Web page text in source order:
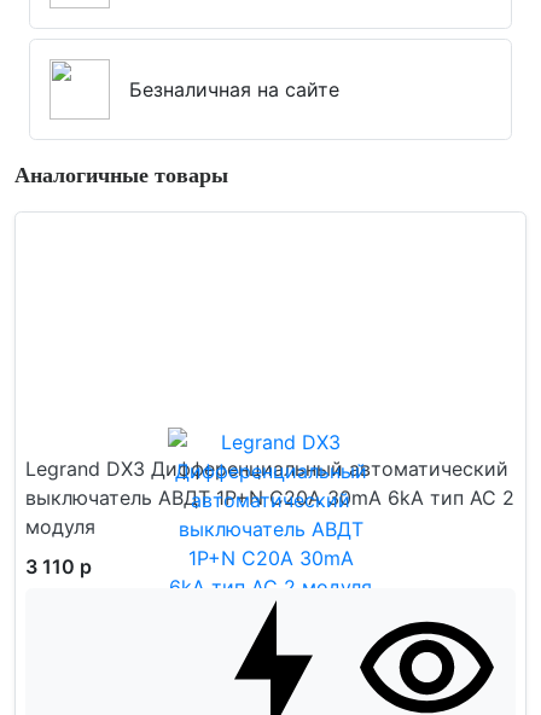
Безналичная на сайте
Аналогичные товары
Legrand DX3 Дифференциальный автоматический
выключатель АВДТ 1P+N C20A 30mA 6kA тип AC 2
модуля
3 110 р